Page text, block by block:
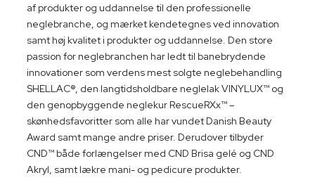
af produkter og uddannelse til den professionelle
neglebranche, og mærket kendetegnes ved innovation
samt høj kvalitet i produkter og uddannelse. Den store
passion for neglebranchen har ledt til banebrydende
innovationer som verdens mest solgte neglebehandling
SHELLAC®, den langtidsholdbare neglelak VINYLUX™ og
den genopbyggende neglekur RescueRXx™ –
skønhedsfavoritter som alle har vundet Danish Beauty
Award samt mange andre priser. Derudover tilbyder
CND™ både forlængelser med CND Brisa gelé og CND
Akryl, samt lækre mani- og pedicure produkter.